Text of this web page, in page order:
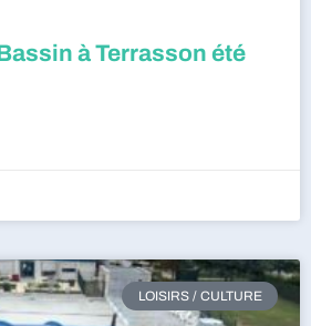
à Terrasson été
LOISIRS / CULTURE